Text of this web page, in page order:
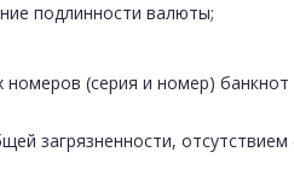
подлинности валюты;
номеров (серия и номер)
загрязненности,